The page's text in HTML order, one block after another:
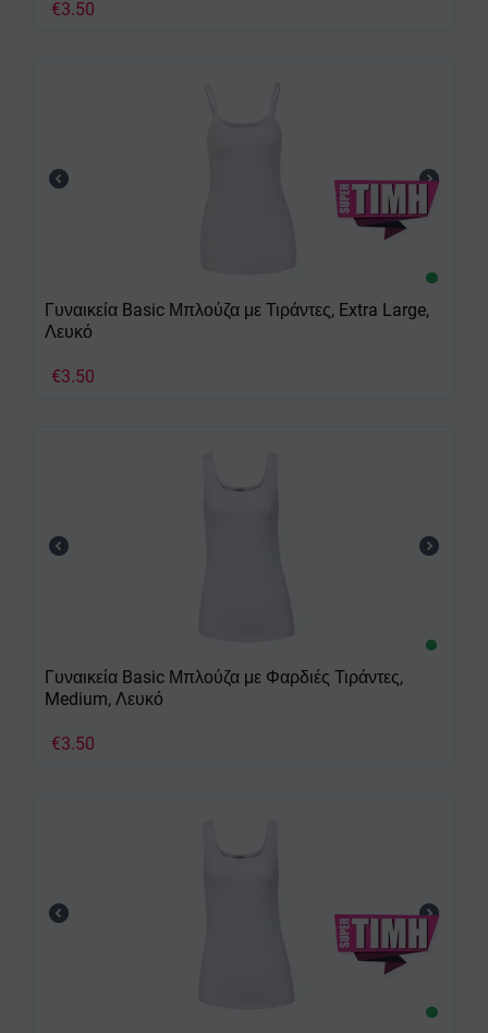
€3.50
Γυναικεία Basic Μπλούζα με Τιράντες, Extra Large,
Λευκό
€3.50
Γυναικεία Basic Μπλούζα με Φαρδιές Τιράντες,
Medium, Λευκό
€3.50